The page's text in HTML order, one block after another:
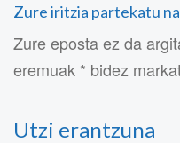
Zure iritzia partekatu
Zure eposta ez da
eremuak * bidez
Utzi erantzuna